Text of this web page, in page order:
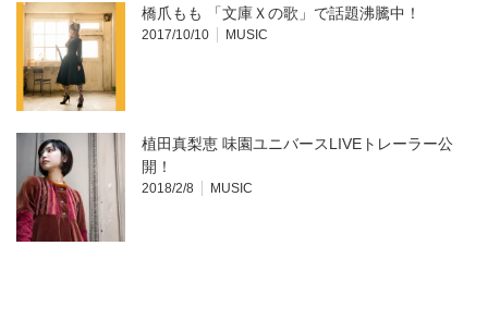
橋爪もも 「文庫Ｘの歌」で話題沸騰中！
2017/10/10 MUSIC
植田真梨恵 味園ユニバースLIVEトレーラー公
開！
2018/2/8 MUSIC